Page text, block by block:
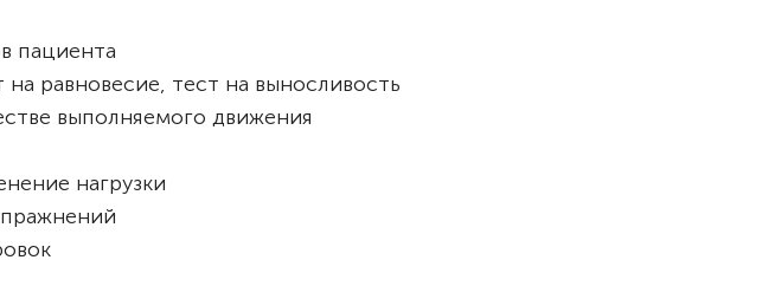
пациента
равновесие, тест на выносливость
выполняемого движения
нагрузки